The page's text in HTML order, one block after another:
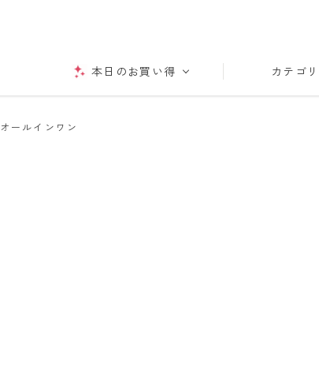
本日のお買い得 カテゴリ
オールインワン